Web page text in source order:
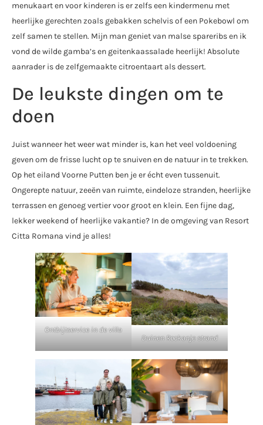
menukaart en voor kinderen is er zelfs een kindermenu met
heerlijke gerechten zoals gebakken schelvis of een Pokebowl om
zelf samen te stellen. Mijn man geniet van malse spareribs en ik
vond de wilde gamba’s en geitenkaassalade heerlijk! Absolute
aanrader is de zelfgemaakte citroentaart als dessert.
De leukste dingen om te
doen
Juist wanneer het weer wat minder is, kan het veel voldoening
geven om de frisse lucht op te snuiven en de natuur in te trekken.
Op het eiland Voorne Putten ben je er écht even tussenuit.
Ongerepte natuur, zeeën van ruimte, eindeloze stranden, heerlijke
terrassen en genoeg vertier voor groot en klein. Een fijne dag,
lekker weekend of heerlijke vakantie? In de omgeving van Resort
Citta Romana vind je alles!
Ontbijtservice in de villa
Duinen Rockanje strand